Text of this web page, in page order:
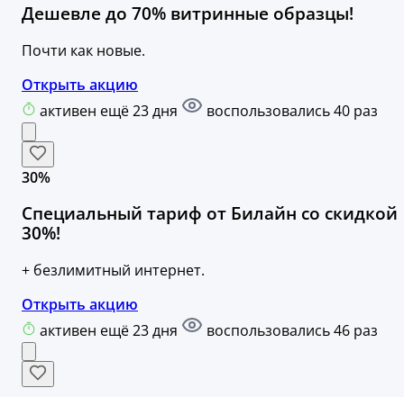
Дешевле до 70% витринные образцы!
Почти как новые.
Открыть акцию
активен ещё 23 дня
воспользовались 40 раз
30%
Специальный тариф от Билайн со скидкой
30%!
+ безлимитный интернет.
Открыть акцию
активен ещё 23 дня
воспользовались 46 раз